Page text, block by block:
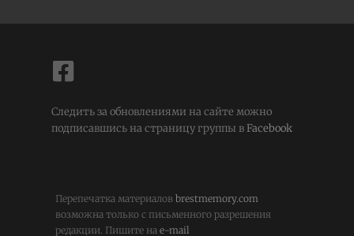
Следить за обновлениями на сайте можно
подписавшись на страницу группы вFacebook
Перепечатка материалов brestmemory.com
возможна только с письменного разрешения
редакции. Пишите на e-mail